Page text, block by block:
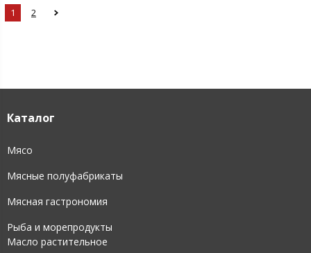
1 2
Каталог
Мясо
Мясные полуфабрикаты
Мясная гастрономия
Рыба и морепродукты
Масло растительное